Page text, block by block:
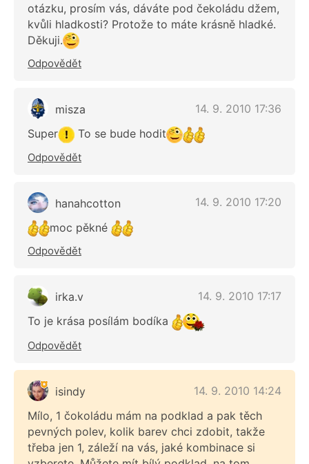
otázku, prosím vás, dáváte pod čekoládu džem,
kvůli hladkosti? Protože to máte krásně hladké.
Děkuji.
Odpovědět
misza
14. 9. 2010 17:36
Super
To se bude hodit
Odpovědět
hanahcotton
14. 9. 2010 17:20
moc pěkné
Odpovědět
irka.v
14. 9. 2010 17:17
To je krása posílám bodíka
Odpovědět
isindy
14. 9. 2010 14:24
Mílo, 1 čokoládu mám na podklad a pak těch
pevných polev, kolik barev chci zdobit, takže
třeba jen 1, záleží na vás, jaké kombinace si